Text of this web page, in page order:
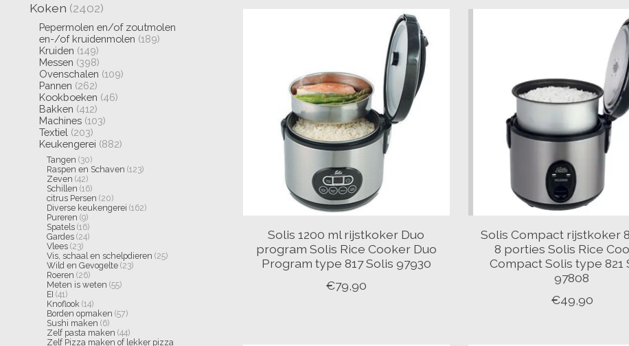
Koken (2402)
Pepermolen en/of zoutmolen
en-/of kruidenmolen (189)
Kruiden (149)
Messen (398)
Ovenschalen (109)
Pannen (262)
Kookboeken (46)
Bakken (412)
Machines (103)
Textiel (203)
Keukengerei (882)
Tangen (30)
Raspen en Schaven (123)
Zeven (42)
Schillen (16)
citrus Persen (20)
Diverse keukengerei(162)
Pureren (9)
Spatels (16)
Gardes (24)
Vlees (23)
Vis, schaal en schelpdieren (25)
Wild en Gevogelte (23)
Roeren (26)
Meten is weten (55)
EI (41)
Knoflook (14)
Borden opmaken (57)
Sushi maken (6)
Zelf pasta maken (44)
Zelf Pizza maken of lekker pizza
Solis 1200 ml rijstkoker Duo
program Solis Rice Cooker Duo
Program type 817 Solis 97930
€79,90
Solis Compact rijstkoker
8 porties Solis Rice
Compact Solis type 821
97808
€49,90